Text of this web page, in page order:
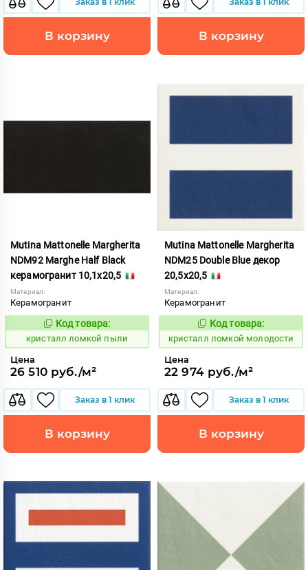
В корзину В корзину
Mutina Mattonelle Margherita
NDM92 Marghe Half Black
керамогранит 10,1x20,5
Материал:
Керамогранит
818576
Код товара:
кристалл ломкой пыли
Цена
26 510 руб./м²
Заказ в 1 клик
В корзину
Mutina Mattonelle Margherita
NDM25 Double Blue декор
20,5x20,5
Материал:
Керамогранит
818554
Код товара:
кристалл ломкой молодости
Цена
22 974 руб./м²
Заказ в 1 клик
В корзину